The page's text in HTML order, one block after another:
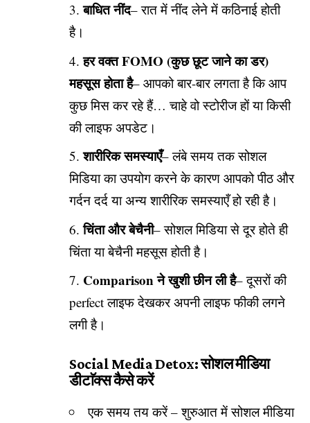
बाधित नींद– रात में नींद लेने में कठिनाई होती
है।
हर वक्त FOMO (कुछ छूट जाने का डर)
महसूस होता है– आपको बार-बार लगता है कि आप
कुछ मिस कर रहे हैं… चाहे वो स्टोरीज हों या किसी
की लाइफ अपडेट।
शारीरिक समस्याएँ– लंबे समय तक सोशल
मिडिया का उपयोग करने के कारण आपको पीठ और
गर्दन दर्द या अन्य शारीरिक समस्याएँ हो रही है।
चिंता और बेचैनी– सोशल मिडिया से दूर होते ही
चिंता या बेचैनी महसूस होती है।
Comparison ने खुशी छीन ली है– दूसरों की
perfect लाइफ देखकर अपनी लाइफ फीकी लगने
लगी है।
Social Media Detox: सोशल मीडिया
डीटाॅक्स कैसे करें
एक समय तय करें – शुरुआत में सोशल मीडिया